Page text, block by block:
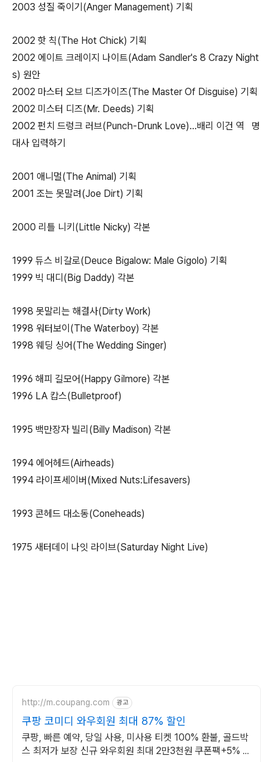
2003 성질 죽이기(Anger Management) 기획
2002 핫 칙(The Hot Chick) 기획
2002 에이트 크레이지 나이트(Adam Sandler's 8 Crazy Night
s) 원안
2002 마스터 오브 디즈가이즈(The Master Of Disguise) 기획
2002 미스터 디즈(Mr. Deeds) 기획
2002 펀치 드렁크 러브(Punch-Drunk Love)...배리 이건 역 명
대사 입력하기
2001 애니멀(The Animal) 기획
2001 조는 못말려(Joe Dirt) 기획
2000 리틀 니키(Little Nicky) 각본
1999 듀스 비갈로(Deuce Bigalow: Male Gigolo) 기획
1999 빅 대디(Big Daddy) 각본
1998 못말리는 해결사(Dirty Work)
1998 워터보이(The Waterboy) 각본
1998 웨딩 싱어(The Wedding Singer)
1996 해피 길모어(Happy Gilmore) 각본
1996 LA 캅스(Bulletproof)
1995 백만장자 빌리(Billy Madison) 각본
1994 에어헤드(Airheads)
1994 라이프세이버(Mixed Nuts:Lifesavers)
1993 콘헤드 대소동(Coneheads)
1975 새터데이 나잇 라이브(Saturday Night Live)
http://m.coupang.com 광고
쿠팡 코미디 와우회원 최대 87% 할인
쿠팡, 빠른 예약, 당일 사용, 미사용 티켓 100% 환불, 골드박
스 최저가 보장 신규 와우회원 최대 2만3천원 쿠폰팩+5% 추